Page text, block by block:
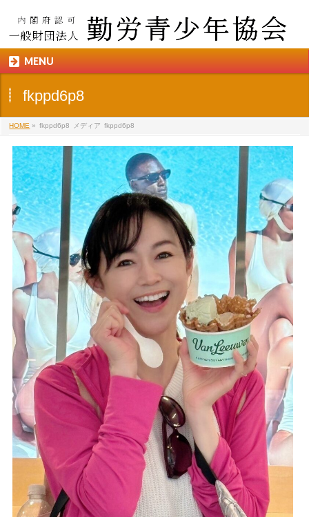
MENU
fkppd6p8
HOME » fkppd6p8 メディア fkppd6p8